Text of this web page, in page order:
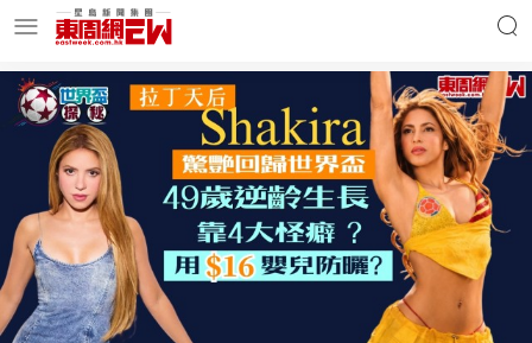
明星名人 時事財經
東周Ladies 優享生活